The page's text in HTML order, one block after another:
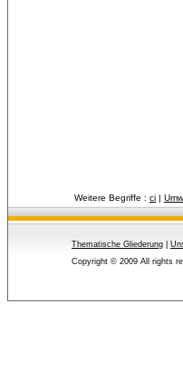
Weitere Begriffe : ci |
Thematische Gliederung
Copyright © 2009 All rights